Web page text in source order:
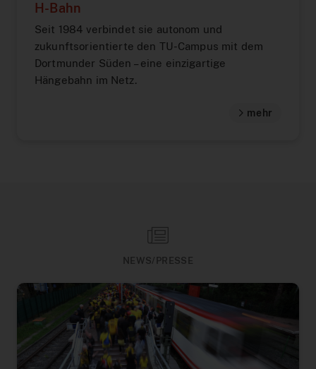
H-Bahn
Seit 1984 verbindet sie autonom und
zukunftsorientierte den TU-Campus mit dem
Dortmunder Süden – eine einzigartige
Hängebahn im Netz.
mehr
NEWS/PRESSE